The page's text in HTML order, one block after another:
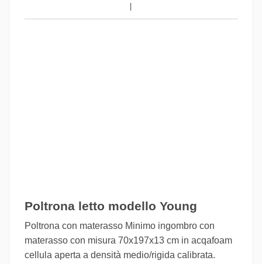
Poltrona letto modello Young
Poltrona con materasso Minimo ingombro con
materasso con misura 70x197x13 cm in acqafoam
cellula aperta a densità medio/rigida calibrata.